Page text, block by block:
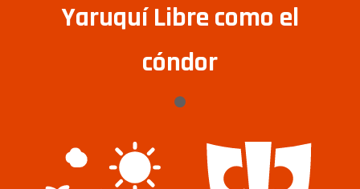
Yaruquí Libre como el
cóndor